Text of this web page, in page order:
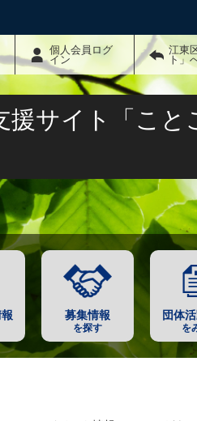
個人会員ログ
イン
江東
ト」
サイト「こと
募集情報
を探す
団体
を